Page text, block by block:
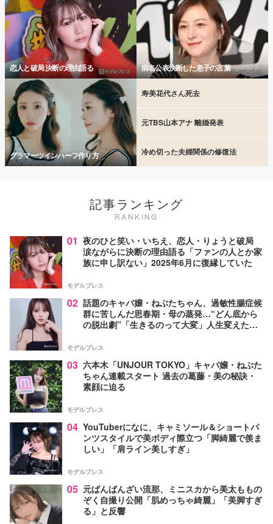
恋人と破局 決断の理由語る 病名公表決断した息子の言葉
グラマーツインハーフ作り方
寿美花代さん死去
元TBS山本アナ 離婚発表
冷め切った夫婦関係の修復法
記事ランキング
RANKING
01 夜のひと笑い・いちえ、恋人・りょうと破局
涙ながらに決断の理由語る「ファンの人とか家
族に申し訳ない」2025年6月に復縁していた
モデルプレス
02 話題のキャバ嬢・ねぶたちゃん、過敏性腸症候
群に苦しんだ思春期・母の蒸発…“どん底から
の脱出劇”「生きるのって大変」人生変えた言
モデルプレス
03 六本木「UNJOUR TOKYO」キャバ嬢・ねぶた
ちゃん連載スタート 過去の葛藤・美の秘訣・
素顔に迫る
モデルプレス
04 YouTuberになに、キャミソール＆ショートパ
ンツスタイルで美ボディ際立つ「脚綺麗で羨ま
しい」「肩ライン美しすぎ」
モデルプレス
05 元ばんばんざい流那、ミニスカから美太ももの
ぞく自撮り公開「肌めっちゃ綺麗」「美脚すぎ
る」と反響